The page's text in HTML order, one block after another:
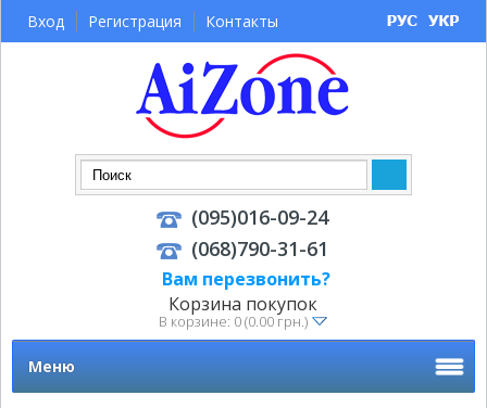
Корзина покупок
В корзине: 0 (0.00 грн.)
(095)016-09-24
(068)790-31-61
Вам перезвонить?
Вход Регистрация Контакты
Меню